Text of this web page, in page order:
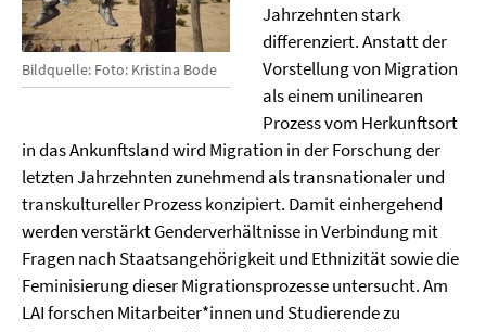
Bildquelle: Foto: Kristina Bode
Jahrzehnten stark
differenziert. Anstatt der
Vorstellung von Migration
als einem unilinearen
Prozess vom Herkunftsort
in das Ankunftsland wird Migration in der Forschung der
letzten Jahrzehnten zunehmend als transnationaler und
transkultureller Prozess konzipiert. Damit einhergehend
werden verstärkt Genderverhältnisse in Verbindung mit
Fragen nach Staatsangehörigkeit und Ethnizität sowie die
Feminisierung dieser Migrationsprozesse untersucht. Am
LAI forschen Mitarbeiter*innen und Studierende zu